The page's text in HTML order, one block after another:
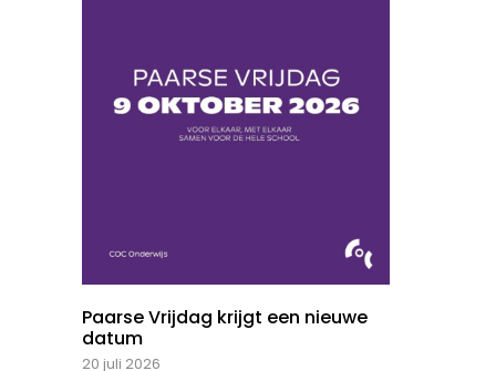
Paarse Vrijdag krijgt een nieuwe
datum
20 juli 2026